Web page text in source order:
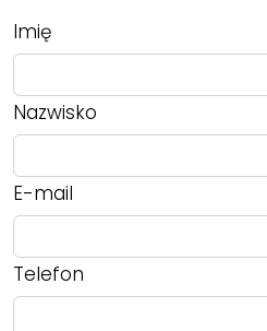
Imię
Nazwisko
E-mail
Telefon